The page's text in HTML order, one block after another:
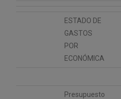
ESTADO DE
GASTOS
POR
ECONÓMICA
Presupuesto